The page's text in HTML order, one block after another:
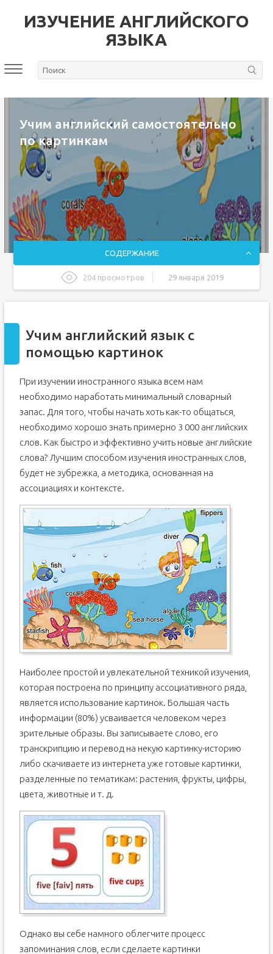
ИЗУЧЕНИЕ АНГЛИЙСКОГО
ЯЗЫКА
Учим английский самостоятельно
по картинкам
СОДЕРЖАНИЕ
204 просмотров 29 января 2019
Первоочередная задача
150 полезных ссылок для самостоятельного изучения
английского
Как учить английский язык по картинкам?
8 приемов, которые помогут учить английский по
картинкам
Учим английский язык с
помощью картинок
При изучении иностранного языка всем нам
необходимо наработать минимальный словарный
запас. Для того, чтобы начать хоть как-то общаться,
необходимо хорошо знать примерно 3 000 английских
слов. Как быстро и эффективно учить новые английские
слова? Лучшим способом изучения иностранных слов,
будет не зубрежка, а методика, основанная на
ассоциациях и контексте.
Наиболее простой и увлекательной техникой изучения,
которая построена по принципу ассоциативного ряда,
является использование картинок. Большая часть
информации (80%) усваивается человеком через
зрительные образы. Вы записываете слово, его
транскрипцию и перевод на некую картинку-историю
либо скачиваете из интернета уже готовые картинки,
разделенные по тематикам: растения, фрукты, цифры,
цвета, животные и т. д.
Однако вы себе намного облегчите процесс
запоминания слов, если сделаете картинки